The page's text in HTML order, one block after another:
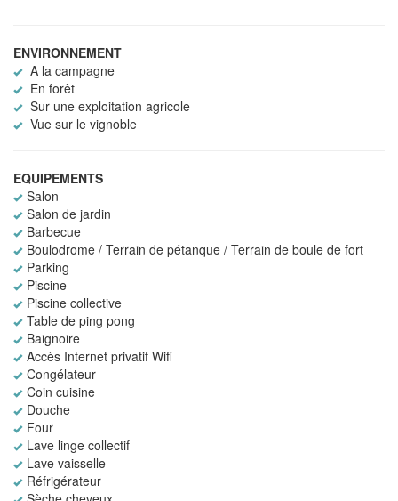
ENVIRONNEMENT
A la campagne
En forêt
Sur une exploitation agricole
Vue sur le vignoble
EQUIPEMENTS
Salon
Salon de jardin
Barbecue
Boulodrome / Terrain de pétanque / Terrain de boule de fort
Parking
Piscine
Piscine collective
Table de ping pong
Baignoire
Accès Internet privatif Wifi
Congélateur
Coin cuisine
Douche
Four
Lave linge collectif
Lave vaisselle
Réfrigérateur